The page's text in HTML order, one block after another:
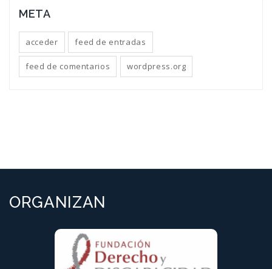
META
acceder feed de entradas
feed de comentarios wordpress.org
ORGANIZAN